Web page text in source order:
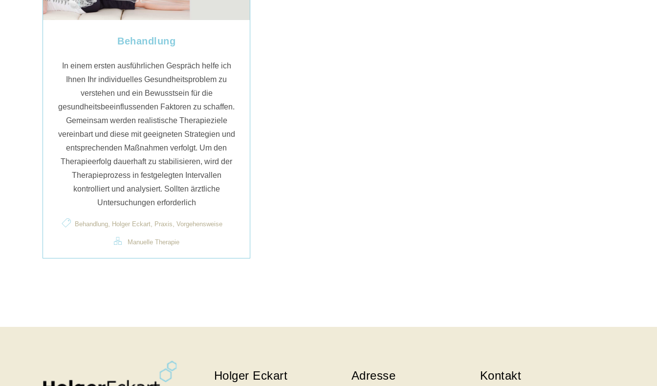
Behandlung
In einem ersten ausführlichen Gespräch helfe ich
Ihnen Ihr individuelles Gesundheitsproblem zu
verstehen und ein Bewusstsein für die
gesundheitsbeeinflussenden Faktoren zu schaffen.
Gemeinsam werden realistische Therapieziele
vereinbart und diese mit geeigneten Strategien und
entsprechenden Maßnahmen verfolgt. Um den
Therapieerfolg dauerhaft zu stabilisieren, wird der
Therapieprozess in festgelegten Intervallen
kontrolliert und analysiert. Sollten ärztliche
Untersuchungen erforderlich
Behandlung, Holger Eckart, Praxis, Vorgehensweise
Manuelle Therapie
Holger Eckart Adresse Kontakt